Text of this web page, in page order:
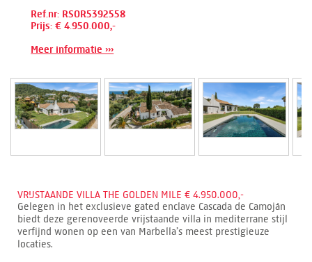
Ref.nr: RSOR5392558
Prijs: € 4.950.000,-
Meer informatie ›››
VRIJSTAANDE VILLA THE GOLDEN MILE € 4.950.000,-
Gelegen in het exclusieve gated enclave Cascada de Camoján
biedt deze gerenoveerde vrijstaande villa in mediterrane stijl
verfijnd wonen op een van Marbella’s meest prestigieuze
locaties.